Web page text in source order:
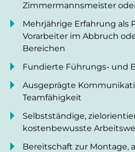
Zimmermannsmeister
Mehrjährige Erfahrung als
Vorarbeiter im Abbruch
Bereichen
Fundierte Führungs- und
Ausgeprägte
Teamfähigkeit
Selbstständige,
kostenbewusste
Bereitschaft zur Montage,